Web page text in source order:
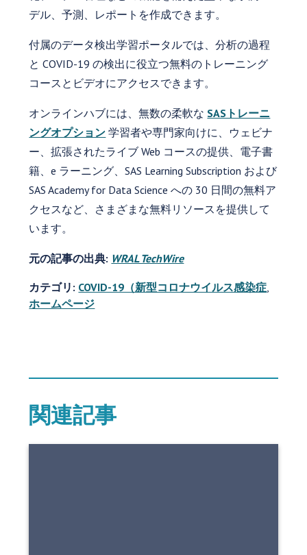
デル、予測、レポートを作成できます。
付属のデータ検出学習ポータルでは、分析の過程
と COVID-19 の検出に役立つ無料のトレーニング
コースとビデオにアクセスできます。
オンラインハブには、無数の柔軟な SASトレーニ
ングオプション 学習者や専門家向けに、ウェビナ
ー、拡張されたライブ Web コースの提供、電子書
籍、e ラーニング、SAS Learning Subscription および
SAS Academy for Data Science への 30 日間の無料ア
クセスなど、さまざまな無料リソースを提供して
います。
元の記事の出典: WRAL TechWire
カテゴリ: COVID-19（新型コロナウイルス感染症
ホームページ
関連記事